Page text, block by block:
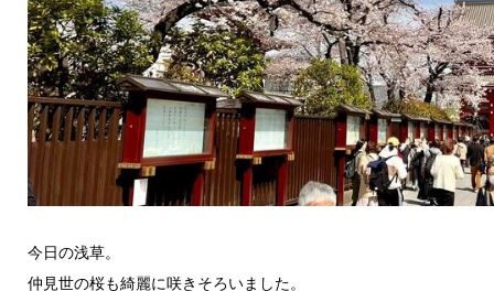
今日の浅草。
仲見世の桜も綺麗に咲きそろいました。